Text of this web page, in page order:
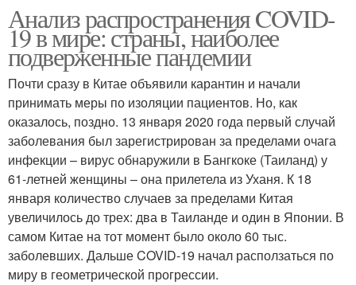
Анализ распространения COVID-
19 в мире: страны, наиболее
подверженные пандемии
Почти сразу в Китае объявили карантин и начали
принимать меры по изоляции пациентов. Но, как
оказалось, поздно. 13 января 2020 года первый случай
заболевания был зарегистрирован за пределами очага
инфекции – вирус обнаружили в Бангкоке (Таиланд) у
61-летней женщины – она прилетела из Уханя. К 18
января количество случаев за пределами Китая
увеличилось до трех: два в Таиланде и один в Японии. В
самом Китае на тот момент было около 60 тыс.
заболевших. Дальше COVID-19 начал расползаться по
миру в геометрической прогрессии.